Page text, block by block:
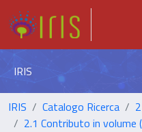
IRIS
IRIS Catalogo Ricerca
2.1 Contributo in volume